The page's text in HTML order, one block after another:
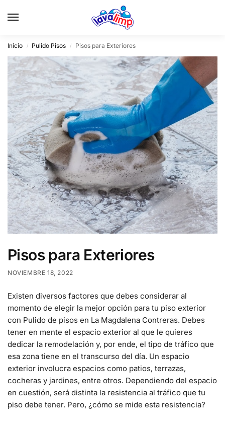
Inicio / Pulido Pisos / Pisos para Exteriores
Pisos para Exteriores
NOVIEMBRE 18, 2022
Existen diversos factores que debes considerar al
momento de elegir la mejor opción para tu piso exterior
con Pulido de pisos en La Magdalena Contreras. Debes
tener en mente el espacio exterior al que le quieres
dedicar la remodelación y, por ende, el tipo de tráfico que
esa zona tiene en el transcurso del día. Un espacio
exterior involucra espacios como patios, terrazas,
cocheras y jardines, entre otros. Dependiendo del espacio
en cuestión, será distinta la resistencia al tráfico que tu
piso debe tener. Pero, ¿cómo se mide esta resistencia?